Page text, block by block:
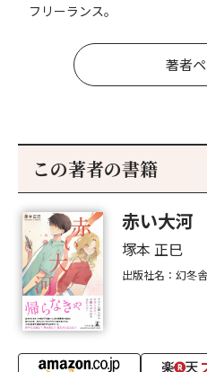
フリーランス。
著者
この著者の書籍
赤い大河
塚本 正巳
出版社名：幻冬